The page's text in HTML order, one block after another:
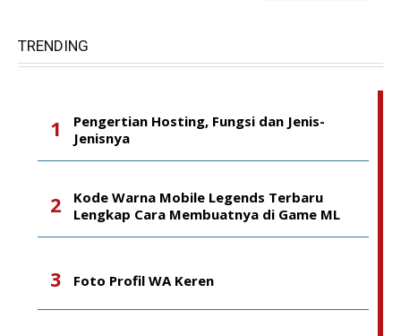
TRENDING
Pengertian Hosting, Fungsi dan Jenis-
Jenisnya
Kode Warna Mobile Legends Terbaru
Lengkap Cara Membuatnya di Game ML
Foto Profil WA Keren